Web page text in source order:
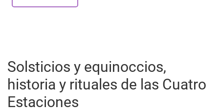
de
Solsticios y equinoccios,
historia y rituales de las Cuatro
Estaciones